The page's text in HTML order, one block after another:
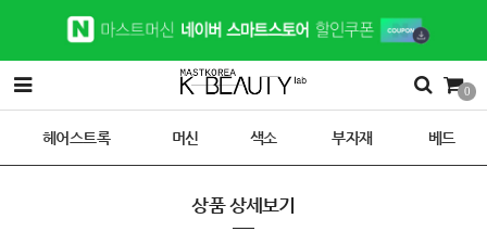
0
헤어스트록 머신 색소 부자재 베드
상품 상세보기